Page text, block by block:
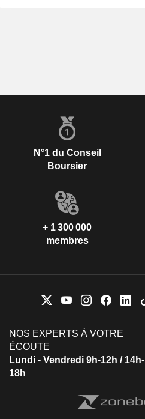
N°1 du Conseil
Boursier
+ 1 300 000
membres
NOS EXPERTS À VOTRE
ÉCOUTE
Lundi - Vendredi 9h-12h / 14h-
18h